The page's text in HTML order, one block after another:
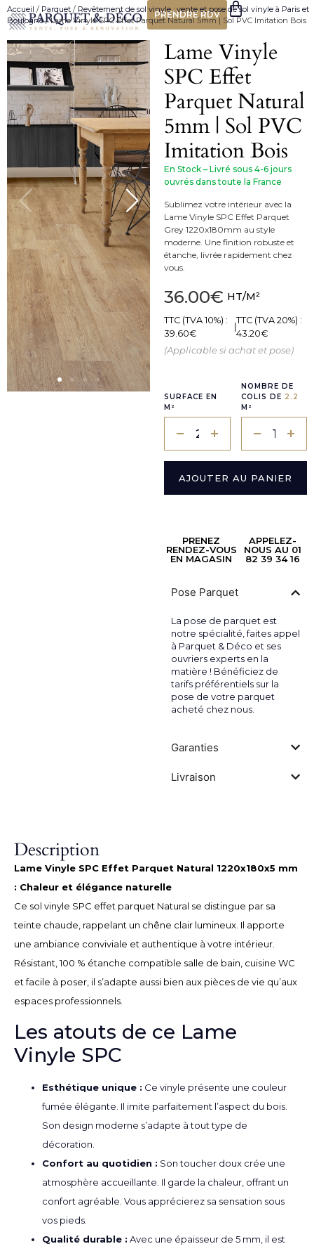
PRENDRE RDV
Accueil / Parquet / Revêtement de sol vinyle : vente et pose de sol vinyle à Paris et
Boulogne/ Lame Vinyle SPC Effet Parquet Natural 5mm | Sol PVC Imitation Bois
Lame Vinyle
SPC Effet
Parquet Natural
5mm | Sol PVC
Imitation Bois
En Stock – Livré sous 4-6 jours
ouvrés dans toute la France
Sublimez votre intérieur avec la
Lame Vinyle SPC Effet Parquet
Grey 1220x180mm au style
moderne. Une finition robuste et
étanche, livrée rapidement chez
vous.
36.00€ HT/M²
TTC (TVA 10%) :
39.60€
TTC (TVA 20%) :
43.20€
(Applicable si achat et pose)
SURFACE EN
M²
NOMBRE DE
COLIS DE 2.2
M²
AJOUTER AU PANIER
PRENEZ
RENDEZ-VOUS
EN MAGASIN
APPELEZ-
NOUS AU 01
82 39 34 16
Pose Parquet
La pose de parquet est
notre spécialité, faites appel
à Parquet & Déco et ses
ouvriers experts en la
matière ! Bénéficiez de
tarifs préférentiels sur la
pose de votre parquet
acheté chez nous.
Garanties
Livraison
Description
Lame Vinyle SPC Effet Parquet Natural 1220x180x5 mm
: Chaleur et élégance naturelle
Ce sol vinyle SPC effet parquet Natural se distingue par sa
teinte chaude, rappelant un chêne clair lumineux. Il apporte
une ambiance conviviale et authentique à votre intérieur.
Résistant, 100 % étanche compatible salle de bain, cuisine WC
et facile à poser, il s’adapte aussi bien aux pièces de vie qu’aux
espaces professionnels.
Les atouts de ce Lame
Vinyle SPC
Esthétique unique : Ce vinyle présente une couleur
fumée élégante. Il imite parfaitement l’aspect du bois.
Son design moderne s’adapte à tout type de
décoration.
Confort au quotidien : Son toucher doux crée une
atmosphère accueillante. Il garde la chaleur, offrant un
confort agréable. Vous apprécierez sa sensation sous
vos pieds.
Qualité durable : Avec une épaisseur de 5 mm, il est